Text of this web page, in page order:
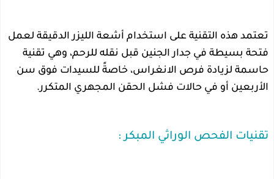
تعتمد هذه التقنية على استخدام أشعة الليزر الدقيقة لعمل
فتحة بسيطة في جدار الجنين قبل نقله للرحم، وهي تقنية
حاسمة لزيادة فرص الانغراس، خاصةً للسيدات فوق سن
الأربعين أو في حالات فشل الحقن المجهري المتكرر.
تقنيات الفحص الوراثي المبكر :